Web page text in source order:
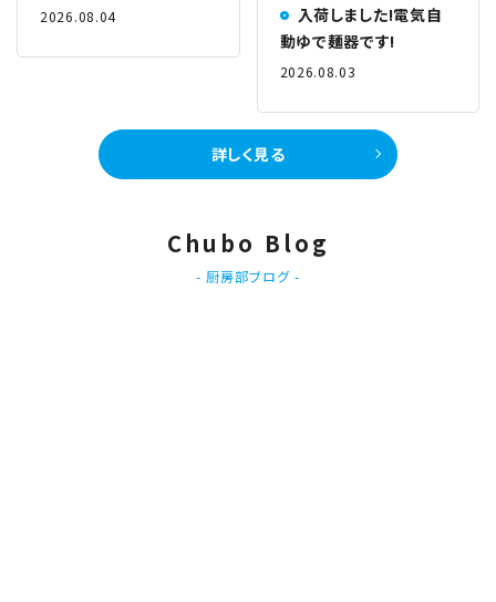
2026.08.04
入荷しました!電気自
動ゆで麺器です!
2026.08.03
詳しく見る
Chubo Blog
- 厨房部ブログ -